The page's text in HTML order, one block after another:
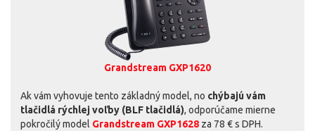
Grandstream GXP1620
Ak vám vyhovuje tento základný model, no chýbajú vám
tlačidlá rýchlej voľby (BLF tlačidlá), odporúčame mierne
pokročilý model Grandstream GXP1628 za 78 € s DPH.